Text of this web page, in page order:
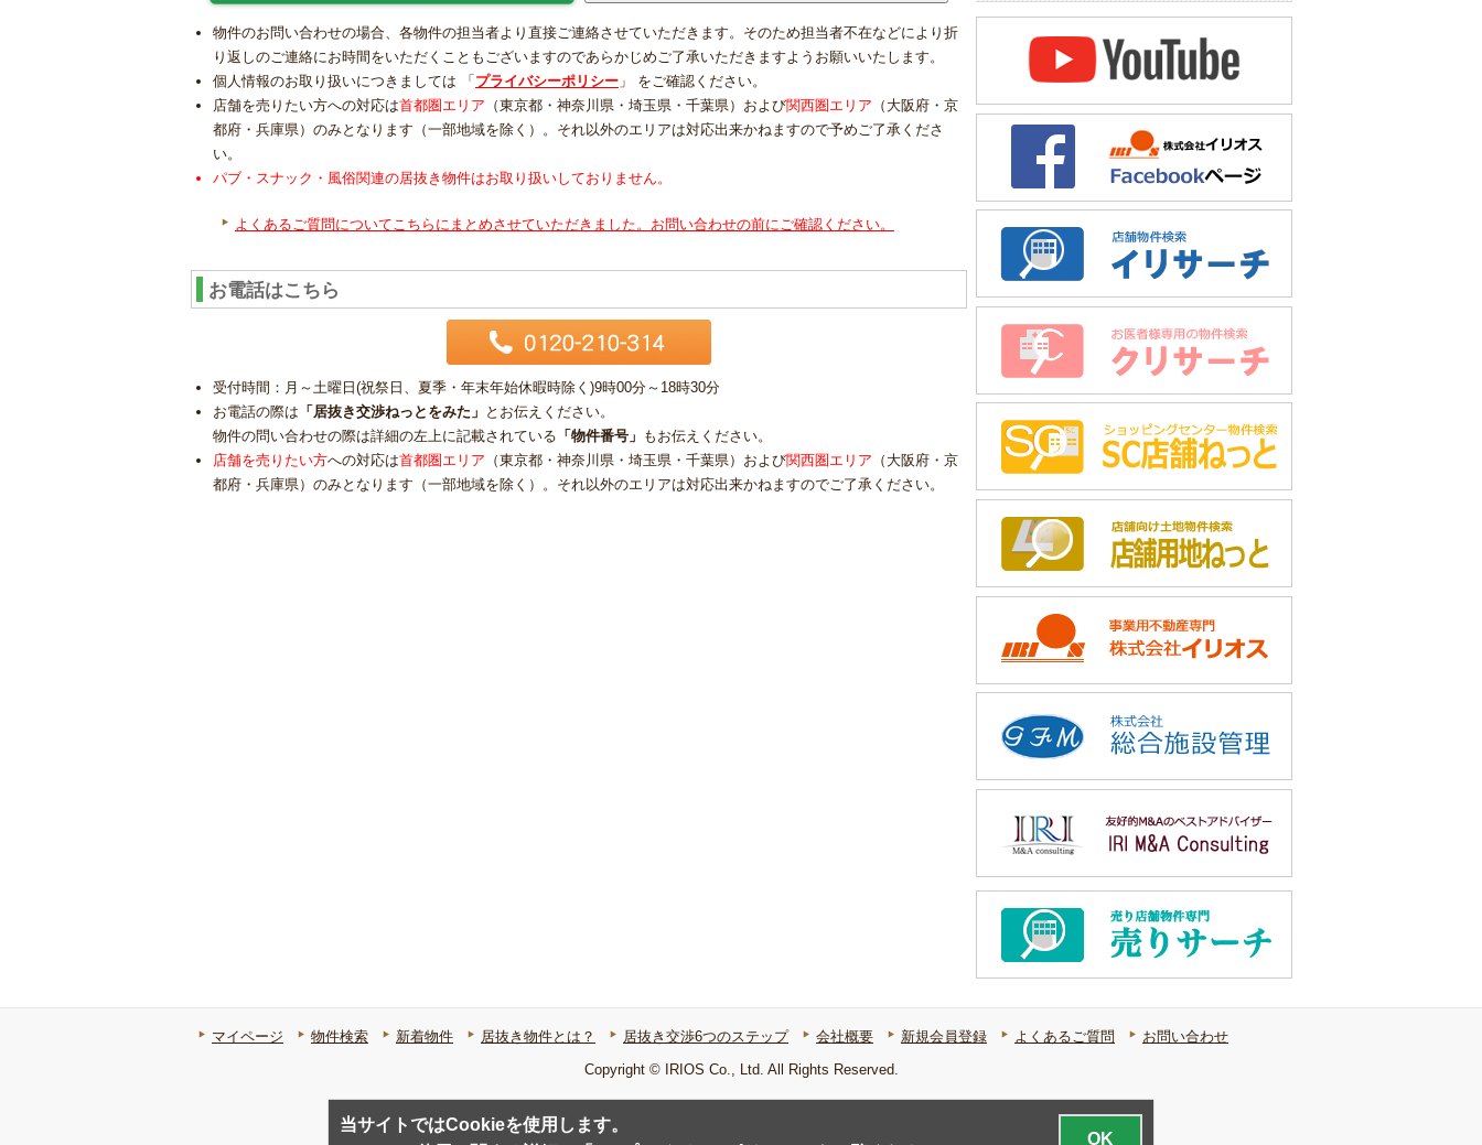
物件のお問い合わせの場合、各物件の担当者より直接ご連絡させていただきます。そのため担当者不在などにより折
り返しのご連絡にお時間をいただくこともございますのであらかじめご了承いただきますようお願いいたします。
個人情報のお取り扱いにつきましては 「 プライバシーポリシー 」 をご確認ください。
店舗を売りたい方への対応は首都圏エリア （東京都・神奈川県・埼玉県・千葉県）および関西圏エリア （大阪府・京
都府・兵庫県）のみとなります（一部地域を除く）。それ以外のエリアは対応出来かねますので予めご了承くださ
い。
パブ・スナック・風俗関連の居抜き物件はお取り扱いしておりません。
よくあるご質問についてこちらにまとめさせていただきました。お問い合わせの前にご確認ください。
お電話はこちら
受付時間：月～土曜日(祝祭日、夏季・年末年始休暇時除く)9時00分～18時30分
お電話の際は 「居抜き交渉ねっとをみた」 とお伝えください。
物件の問い合わせの際は詳細の左上に記載されている 「物件番号」 もお伝えください。
店舗を売りたい方への対応は首都圏エリア （東京都・神奈川県・埼玉県・千葉県）および関西圏エリア （大阪府・京
都府・兵庫県）のみとなります（一部地域を除く）。それ以外のエリアは対応出来かねますのでご了承ください。
マイページ 物件検索 新着物件 居抜き物件とは？ 居抜き交渉6つのステップ 会社概要 新規会員登録 よくあるご質問
お問い合わせ
Copyright © IRIOS Co., Ltd. All Rights Reserved.
当サイトではCookieを使用します。
OK